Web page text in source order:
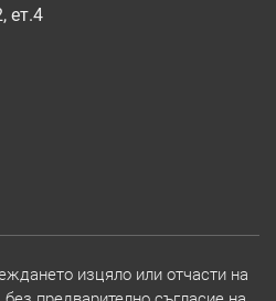
ет.4
изцяло или отчасти на